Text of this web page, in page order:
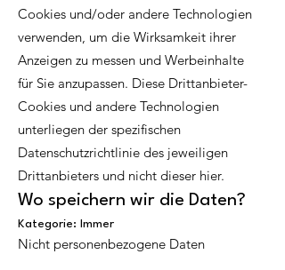
Cookies und/oder andere Technologien
verwenden, um die Wirksamkeit ihrer
Anzeigen zu messen und Werbeinhalte
für Sie anzupassen. Diese Drittanbieter-
Cookies und andere Technologien
unterliegen der spezifischen
Datenschutzrichtlinie des jeweiligen
Drittanbieters und nicht dieser hier.
Wo speichern wir die Daten?
Kategorie: Immer
Nicht personenbezogene Daten